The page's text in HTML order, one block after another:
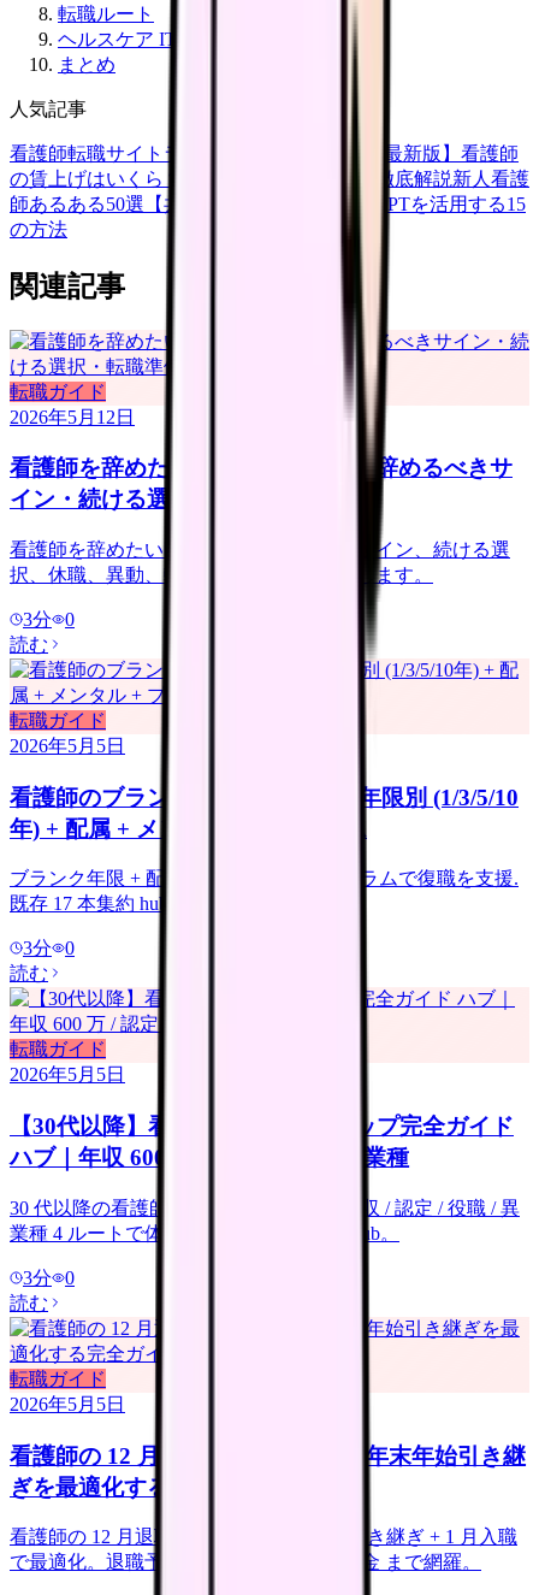
転職ルート
ヘルスケア IT のトレンド
まとめ
人気記事
看護師転職サイトランキングTOP5【2026年最新版】 看護師
の賃上げはいくら？2026年度の最新情報を徹底解説新人看護
師あるある50選【共感必至】
看護師がChatGPTを活用する15
の方法
関連記事
転職ガイド
2026年5月12日
看護師を辞めたい時の完全ガイド｜辞めるべきサ
イン・続ける選択・転職準備
看護師を辞めたい時の判断ガイド。限界サイン、続ける選
択、休職、異動、転職、退職準備を整理します。
3分
0
読む
転職ガイド
2026年5月5日
看護師のブランク復職 完全ハブ｜年限別 (1/3/5/10
年) + 配属 + メンタル + プログラム
ブランク年限 + 配属 + メンタル + プログラムで復職を支援.
既存 17 本集約 hub.
3分
0
読む
転職ガイド
2026年5月5日
【30代以降】看護師のキャリアアップ完全ガイド
ハブ｜年収 600 万 / 認定 / 役職 / 異業種
30 代以降の看護師のキャリアアップを年収 / 認定 / 役職 / 異
業種 4 ルートで体系化。既存 12 本集約 hub。
3分
0
読む
転職ガイド
2026年5月5日
看護師の 12 月退職｜冬ボーナス・年末年始引き継
ぎを最適化する完全ガイド
看護師の 12 月退職を冬ボーナス + 年末引き継ぎ + 1 月入職
で最適化。退職予告 / シフト / 有給 / 退職金 まで網羅。